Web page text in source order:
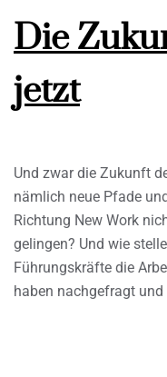
Die
jetzt
Und zwar die Zukunft
nämlich neue Pfade
Richtung New Work
gelingen? Und wie
Führungskräfte die
haben nachgefragt